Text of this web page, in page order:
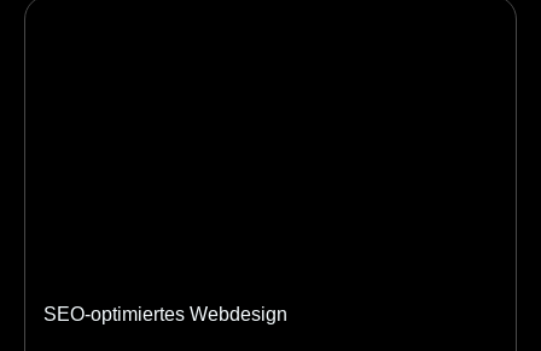
SEO-optimiertes Webdesign